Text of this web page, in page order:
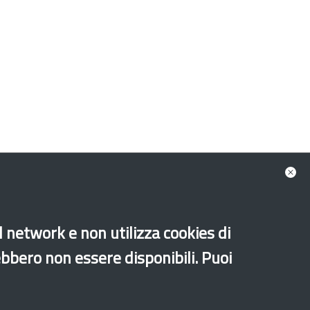
e non utilizza cookies di
non essere disponibili. Puoi